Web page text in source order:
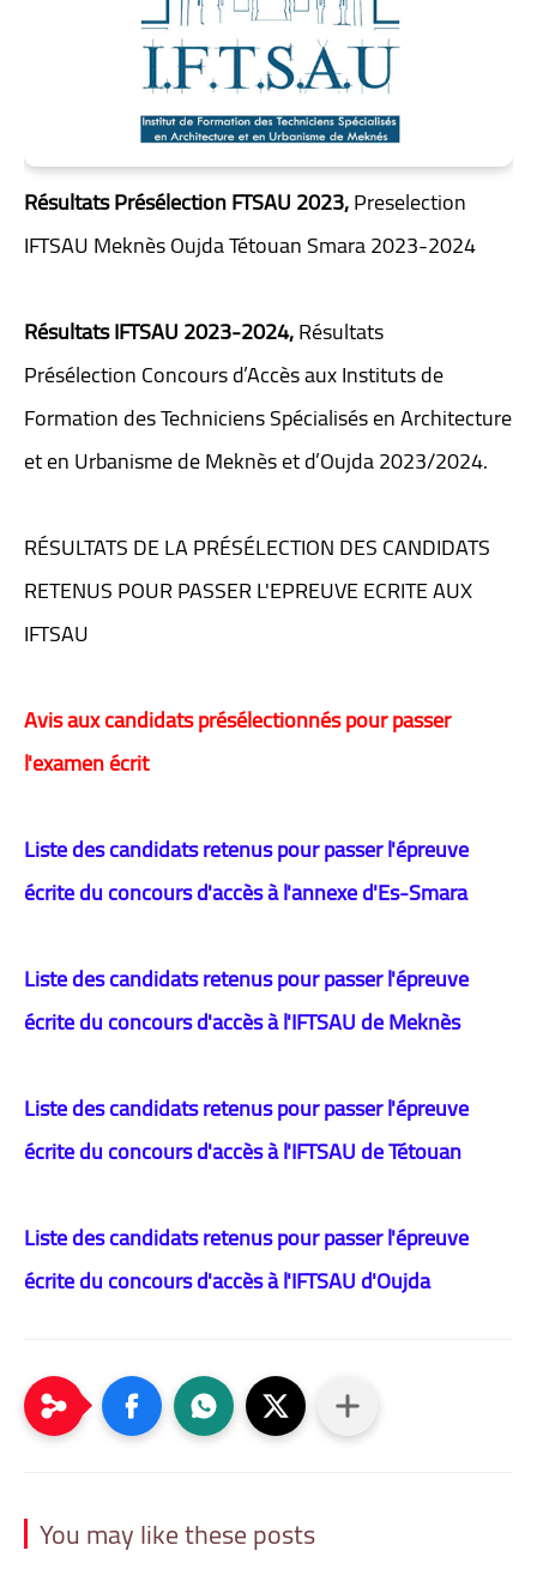
Résultats PrésélectionFTSAU 2023,Preselection
IFTSAU Meknès Oujda Tétouan Smara 2023-2024
Résultats IFTSAU 2023-2024,Résultats
PrésélectionConcours d’Accès aux Instituts de
Formation des Techniciens Spécialisés en Architecture
et en Urbanisme de Meknès et d’Oujda 2023/2024.
RÉSULTATS DE LA PRÉSÉLECTION DES CANDIDATS
RETENUS POUR PASSER L'EPREUVE ECRITE AUX
IFTSAU
Avis aux candidats présélectionnés pour passer
l'examen écrit
Liste des candidats retenus pour passer l'épreuve
écrite du concours d'accès à l'annexe d'Es-Smara
Liste des candidats retenus pour passer l'épreuve
écrite du concours d'accès à l'IFTSAU de Meknès
Liste des candidats retenus pour passer l'épreuve
écrite du concours d'accès à l'IFTSAU de Tétouan
Liste des candidats retenus pour passer l'épreuve
écrite du concours d'accès à l'IFTSAU d'Oujda
You may like these posts